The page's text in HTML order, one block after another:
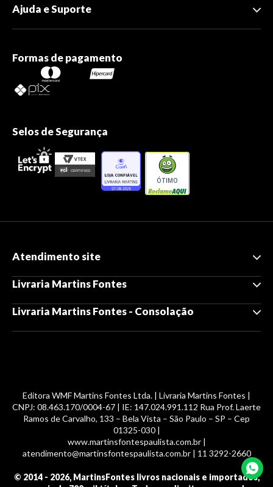
Ajuda e Suporte
Formas de pagamento
Selos de Segurança
ÓTIMO
Atendimento site
Livraria Martins Fontes
Livraria Martins Fontes - Consolação
Editora WMF Martins Fontes Ltda. | Livraria Martins Fontes |
CNPJ: 08.463.170/0004-67 | IE: 147.024.991.112 Rua Prof. Laerte
Ramos de Carvalho, 133 – Bela Vista – São Paulo – SP – Cep
01325-030 |
www.martinsfontespaulista.com.br |
atendimento@martinsfontespaulista.com.br | 11 3292-2660
© 2014 - 2026, MartinsFontes livros nacionais e importados,